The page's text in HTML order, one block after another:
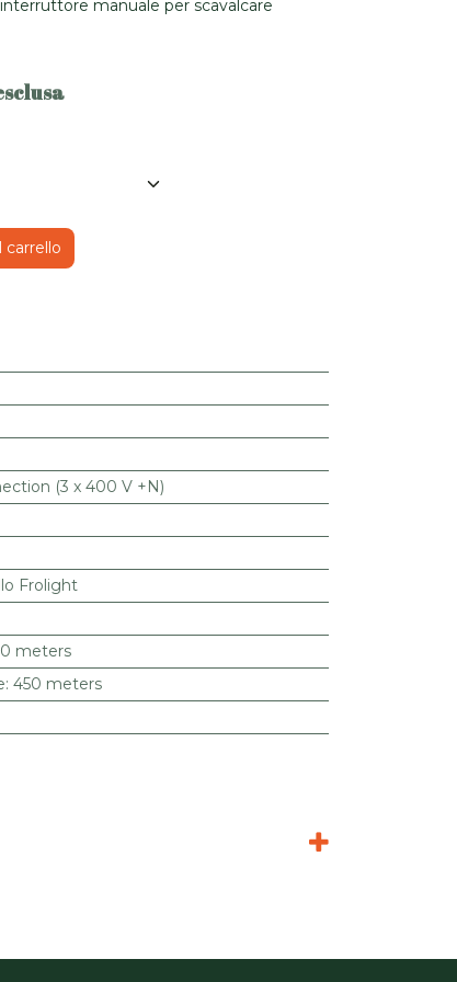
manuale per scavalcare
carrello
(3 x 400 V +N)
Frolight
meters
: 450 meters